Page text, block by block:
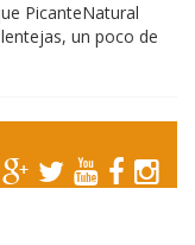
PicanteNatural
un poco de